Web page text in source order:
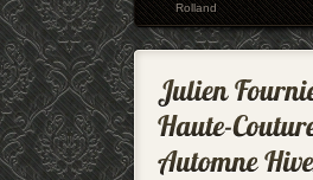
Rolland